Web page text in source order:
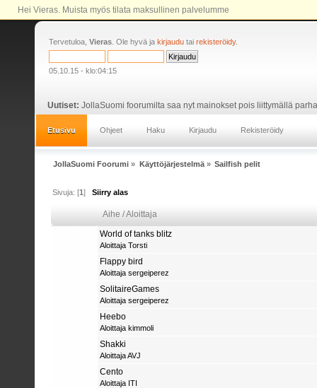
Hei Vieras. Muista myös tilata maksullinen palvelumme
Tervetuloa, Vieras. Ole hyvä ja kirjaudu tai rekisteröidy.
05.10.15 - klo:04:15
Uutiset: JollaSuomi foorumilta saa nyt mainokset pois liittymällä
Etusivu Ohjeet Haku Kirjaudu Rekisteröidy
JollaSuomi Foorumi » Käyttöjärjestelmä» Sailfish pelit
Sivuja: [1]Siirry alas
Aihe /Aloittaja
World of tanks blitz
Aloittaja Torsti
Flappy bird
Aloittaja sergeiperez
SolitaireGames
Aloittaja sergeiperez
Heebo
Aloittaja kimmoli
Shakki
AloittajaAVJ
Cento
Aloittaja ITI